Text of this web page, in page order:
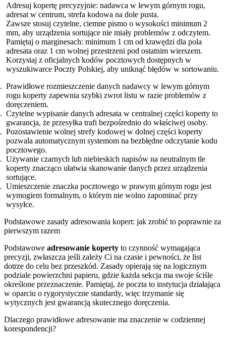
Adresuj kopertę precyzyjnie: nadawca w lewym górnym rogu,
adresat w centrum, strefa kodowa na dole pusta.
Zawsze stosuj czytelne, ciemne pismo o wysokości minimum 2
mm, aby urządzenia sortujące nie miały problemów z odczytem.
Pamiętaj o marginesach: minimum 1 cm od krawędzi dla pola
adresata oraz 1 cm wolnej przestrzeni pod ostatnim wierszem.
Korzystaj z oficjalnych kodów pocztowych dostępnych w
wyszukiwarce Poczty Polskiej, aby uniknąć błędów w sortowaniu.
Prawidłowe rozmieszczenie danych nadawcy w lewym górnym
rogu koperty zapewnia szybki zwrot listu w razie problemów z
doręczeniem.
Czytelne wypisanie danych adresata w centralnej części koperty to
gwarancja, że przesyłka trafi bezpośrednio do właściwej osoby.
Pozostawienie wolnej strefy kodowej w dolnej części koperty
pozwala automatycznym systemom na bezbłędne odczytanie kodu
pocztowego.
Używanie czarnych lub niebieskich napisów na neutralnym tle
koperty znacząco ułatwia skanowanie danych przez urządzenia
sortujące.
Umieszczenie znaczka pocztowego w prawym górnym rogu jest
wymogiem formalnym, o którym nie wolno zapominać przy
wysyłce.
Podstawowe zasady adresowania kopert: jak zrobić to poprawnie za
pierwszym razem
Podstawowe adresowanie koperty to czynność wymagająca
precyzji, zwłaszcza jeśli zależy Ci na czasie i pewności, że list
dotrze do celu bez przeszkód. Zasady opierają się na logicznym
podziale powierzchni papieru, gdzie każda sekcja ma swoje ściśle
określone przeznaczenie. Pamiętaj, że poczta to instytucja działająca
w oparciu o rygorystyczne standardy, więc trzymanie się
wytycznych jest gwarancją skutecznego doręczenia.
Dlaczego prawidłowe adresowanie ma znaczenie w codziennej
korespondencji?